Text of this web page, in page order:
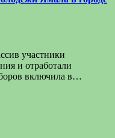
участники
и отработали
включила в…